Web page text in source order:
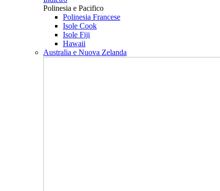
Polinesia e Pacifico
Polinesia Francese
Isole Cook
Isole Fiji
Hawaii
Australia e Nuova Zelanda